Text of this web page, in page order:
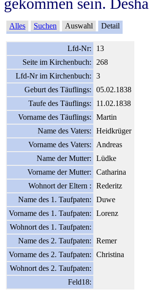
gekommen sein.
Alles Suchen Auswahl Detail
Lfd-Nr:
13
Seite im Kirchenbuch:
268
Lfd-Nr im Kirchenbuch:
3
Geburt des Täuflings:
05.02.1838
Taufe des Täuflings:
11.02.1838
Vorname des Täuflings:
Martin
Name des Vaters:
Heidkrüger
Vorname des Vaters:
Andreas
Name der Mutter:
Lüdke
Vorname der Mutter:
Catharina
Wohnort der Eltern :
Rederitz
Name des 1. Taufpaten:
Duwe
Vorname des 1. Taufpaten:
Lorenz
Wohnort des 1. Taufpaten:
Name des 2. Taufpaten:
Remer
Vorname des 2. Taufpaten:
Christina
Wohnort des 2. Taufpaten:
Feld18: